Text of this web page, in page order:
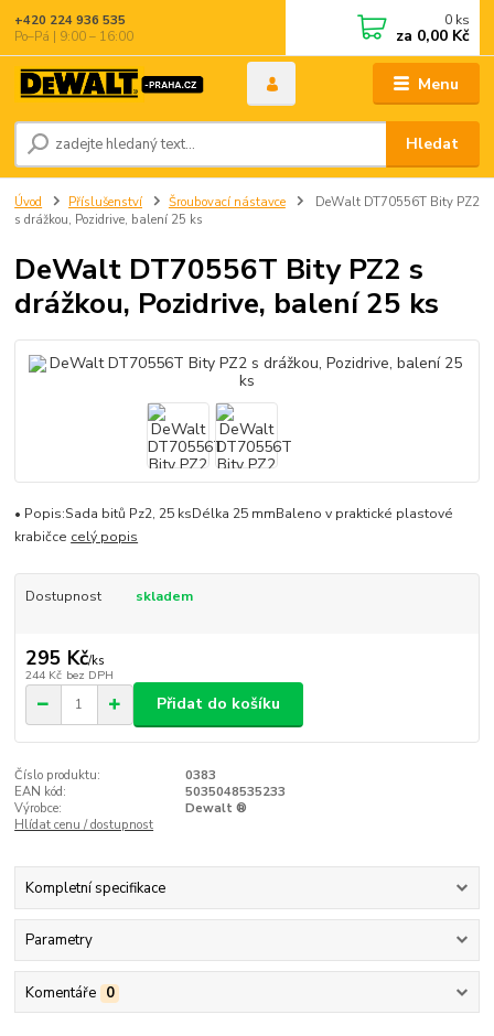
Menu
Hledat
+420 224 936 535
Po–Pá | 9:00 – 16:00
0 ks
za 0,00 Kč
Úvod Příslušenství Šroubovací nástavce
DeWalt DT70556T Bity PZ2
s drážkou, Pozidrive, balení 25 ks
DeWalt DT70556T Bity PZ2 s
drážkou, Pozidrive, balení 25 ks
• Popis:Sada bitů Pz2, 25 ksDélka 25 mmBaleno v praktické plastové
krabičce celý popis
Dostupnost skladem
295 Kč/ks
244 Kč bez DPH
Přidat do košíku
Číslo produktu:
0383
EAN kód:
5035048535233
Výrobce:
Dewalt ®
Hlídat cenu / dostupnost
Kompletní specifikace
Parametry
Komentáře 0